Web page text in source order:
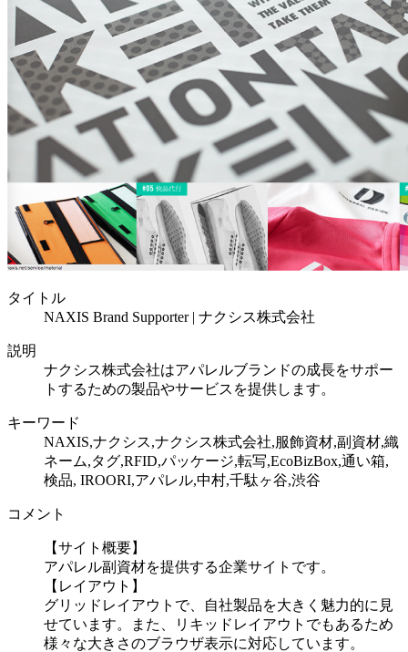
タイトル
NAXIS Brand Supporter | ナクシス株式会社
説明
ナクシス株式会社はアパレルブランドの成長をサポー
トするための製品やサービスを提供します。
キーワード
NAXIS,ナクシス,ナクシス株式会社,服飾資材,副資材,織
ネーム,タグ,RFID,パッケージ,転写,EcoBizBox,通い箱,
検品, IROORI,アパレル,中村,千駄ヶ谷,渋谷
コメント
【サイト概要】
アパレル副資材を提供する企業サイトです。
【レイアウト】
グリッドレイアウトで、自社製品を大きく魅力的に見
せています。また、リキッドレイアウトでもあるため
様々な大きさのブラウザ表示に対応しています。